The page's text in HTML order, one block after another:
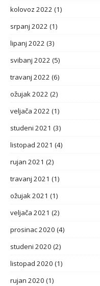
kolovoz 2022 (1)
srpanj 2022 (1)
lipanj 2022 (3)
svibanj 2022 (5)
travanj 2022 (6)
ožujak 2022 (2)
veljača 2022 (1)
studeni 2021 (3)
listopad 2021 (4)
rujan 2021 (2)
travanj 2021 (1)
ožujak 2021 (1)
veljača 2021 (2)
prosinac 2020 (4)
studeni 2020 (2)
listopad 2020 (1)
rujan 2020 (1)